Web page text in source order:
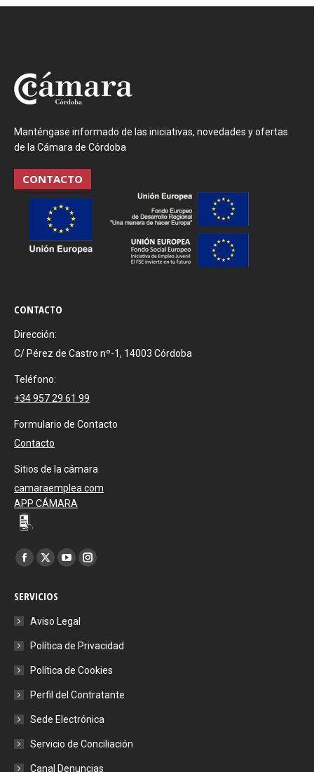
Manténgase informado de las iniciativas, novedades y ofertas
de la Cámara de Córdoba
CONTACTO
CONTACTO
Dirección:
C/ Pérez de Castro nº-1, 14003 Córdoba
Teléfono:
+34 957 29 61 99
Formulario de Contacto
Contacto
Sitios de la cámara
camaraemplea.com
APP CÁMARA
Encuéntranos en:
Facebook
opens
in
X
opens
in
YouTube
in
Instagram
SERVICIOS
Aviso Legal
Política de Privacidad
Política de Cookies
Perfil del Contratante
Sede Electrónica
Servicio de Conciliación
Canal Denuncias